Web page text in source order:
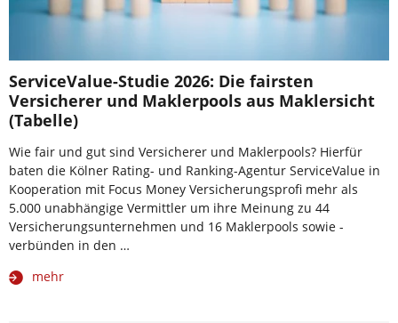
ServiceValue-Studie 2026: Die fairsten
Versicherer und Maklerpools aus Maklersicht
(Tabelle)
Wie fair und gut sind Versicherer und Maklerpools? Hierfür
baten die Kölner Rating- und Ranking-Agentur ServiceValue in
Kooperation mit Focus Money Versicherungsprofi mehr als
5.000 unabhängige Vermittler um ihre Meinung zu 44
Versicherungsunternehmen und 16 Maklerpools sowie -
verbünden in den …
mehr